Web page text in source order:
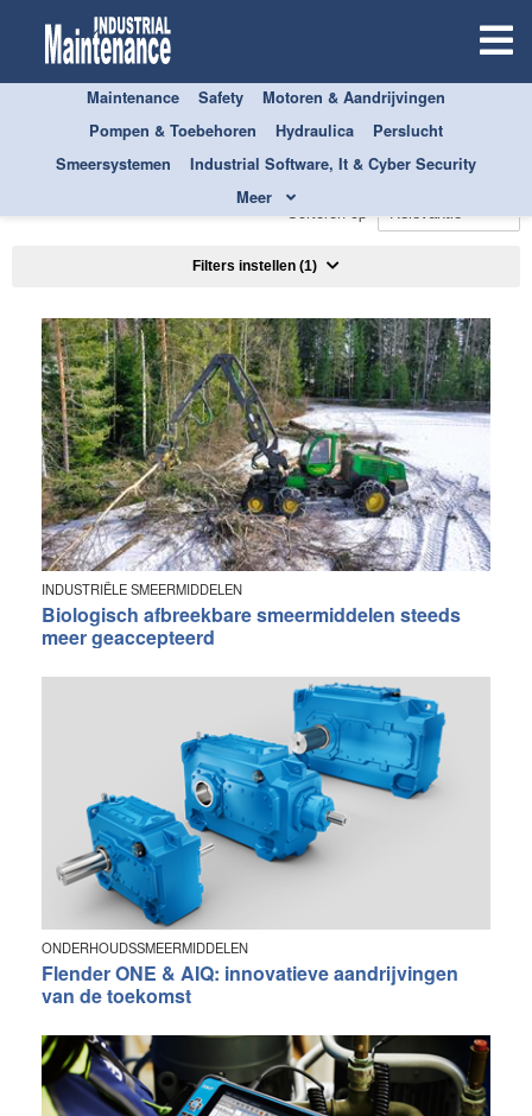
Maintenance Safety
Motoren & Aandrijvingen
Pompen & Toebehoren
Hydraulica
Perslucht
Smeersystemen
Industrial Software, It & Cyber Security
Meer
SMEERSYSTEMEN
ONDERHOUDSSMEERMIDDELEN
Sorteren op
Filters instellen (1)
INDUSTRIËLE SMEERMIDDELEN
Biologisch afbreekbare smeermiddelen steeds
meer geaccepteerd
ONDERHOUDSSMEERMIDDELEN
Flender ONE & AIQ: innovatieve aandrijvingen
van de toekomst